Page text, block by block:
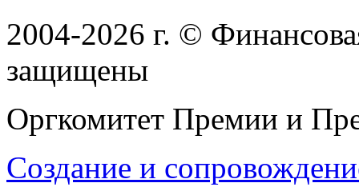
2004-2026 г. ©
защищены
Оргкомитет Премии и
Создание и